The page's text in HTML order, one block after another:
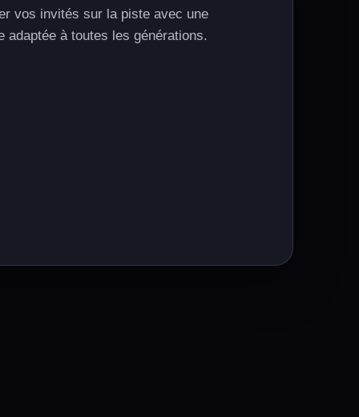
vos invités sur la piste avec une
adaptée à toutes les générations.